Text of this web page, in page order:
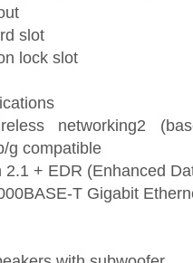
slot
lock slot
networking2
g compatible
2.1 + EDR (Enhanced
T Gigabit